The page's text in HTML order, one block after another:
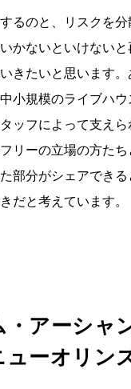
るのと、リスクを
かないといけない
きたいと思います
小規模のライブハウ
ッフによって支え
リーの立場の方た
部分がシェアでき
だと考えています。
・アーシャ
ーオリン